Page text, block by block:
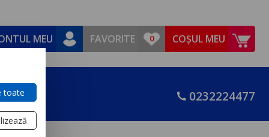
MEU FAVORITE COȘUL MEU
0232224477
toate